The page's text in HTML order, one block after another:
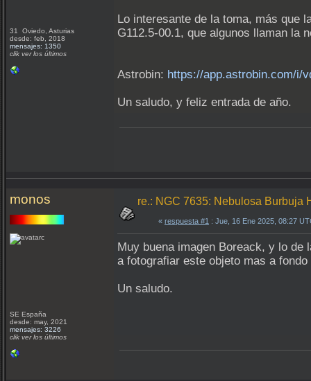
31 Oviedo, Asturias
desde: feb, 2018
mensajes: 1350
clik ver los últimos
Lo interesante de la toma, más que
G112.5-00.1, que algunos llaman la
Astrobin: https://app.astrobin.com/i/
Un saludo, y feliz entrada de año.
monos
SE España
desde: may, 2021
mensajes: 3226
clik ver los últimos
re.: NGC 7635: Nebulosa Burbuja
« respuesta #1 : Jue, 16 Ene 2025, 08:27
Muy buena imagen Boreack, y lo
a fotografiar este objeto mas a
Un saludo.